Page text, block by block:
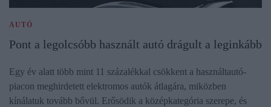
AUTÓ
Pont a legolcsóbb használt autó drágult a leginkább
Egy év alatt több mint 11 százalékkal csökkent a használtautó-
piacon meghirdetett elektromos autók átlagára, miközben
kínálatuk tovább bővül. Erősödik a középkategória szerepe, és